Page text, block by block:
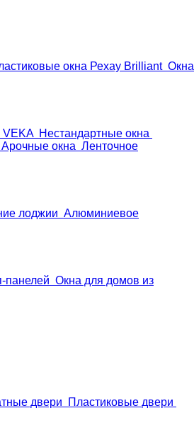
окна Рехау Brilliant Окна
VEKA Нестандартные окна
Арочные окна Ленточное
лоджии Алюминиевое
панелей Окна для домов из
двери
Пластиковые двери